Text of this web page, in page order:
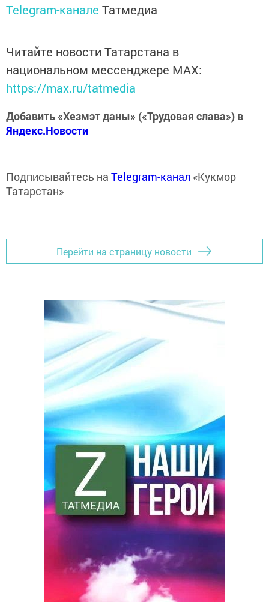
Telegram-канале Татмедиа
Читайте новости Татарстана в
национальном мессенджере MАХ:
https://max.ru/tatmedia
Добавить «Хезмэт даны» («Трудовая слава») в
Яндекс.Новости
Подписывайтесь на Telegram-канал «Кукмор
Татарстан»
Перейти на страницу новости